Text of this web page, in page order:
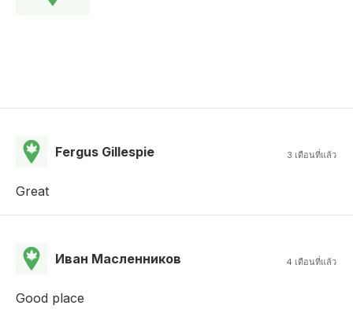
Fergus Gillespie 3 เดือนที่แล้ว
Great
Иван Масленников 4 เดือนที่แล้ว
Good place